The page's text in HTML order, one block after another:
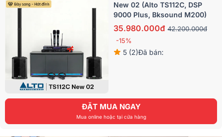
New 02 (Alto TS112C, DSP
9000 Plus, Bksound M200)
35.980.000đ 42.200.000đ
-15%
5 (2)Đã bán:
ĐẶT MUA NGAY
Mua online hoặc tại cửa hàng